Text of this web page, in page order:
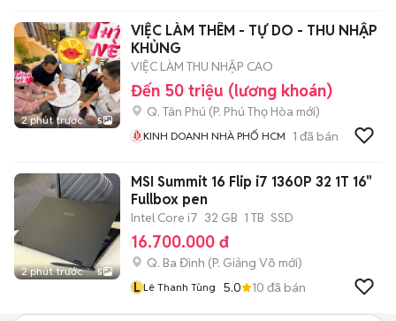
2 phút trước 5
VIỆC LÀM THÊM - TỰ DO - THU NHẬP
KHỦNG
VIỆC LÀM THU NHẬP CAO
Đến 50 triệu (lương khoán)
Q. Tân Phú (P. Phú Thọ Hòa mới)
KINH DOANH NHÀ PHỐ HCM 1 đã bán
2 phút trước 5
MSI Summit 16 Flip i7 1360P 32 1T 16"
Fullbox pen
Intel Core i7 32 GB 1 TB SSD
16.700.000 đ
Q. Ba Đình (P. Giảng Võ mới)
L Lê Thanh Tùng 5.0 10 đã bán